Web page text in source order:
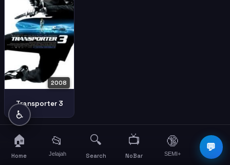
2008
Transporter 3
💬
♿
🏠
Home
📂
Jelajah
🔍
Search
📺
NoBar
🔞
SEMI+
☰